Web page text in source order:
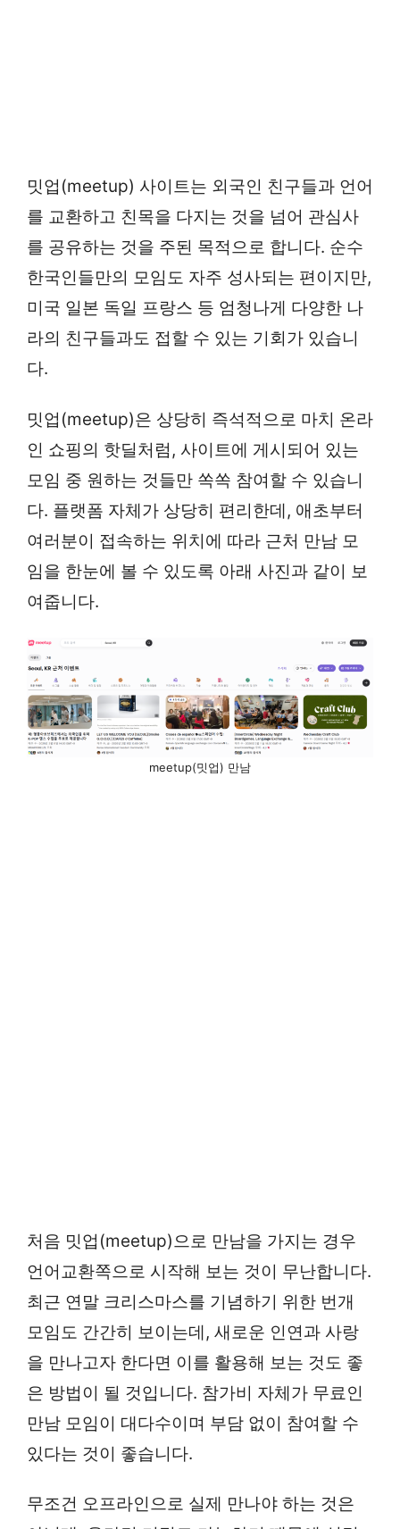
밋업(meetup) 사이트는 외국인 친구들과 언어
를 교환하고 친목을 다지는 것을 넘어 관심사
를 공유하는 것을 주된 목적으로 합니다. 순수
한국인들만의 모임도 자주 성사되는 편이지만,
미국 일본 독일 프랑스 등 엄청나게 다양한 나
라의 친구들과도 접할 수 있는 기회가 있습니
다.
밋업(meetup)은 상당히 즉석적으로 마치 온라
인 쇼핑의 핫딜처럼, 사이트에 게시되어 있는
모임 중 원하는 것들만 쏙쏙 참여할 수 있습니
다. 플랫폼 자체가 상당히 편리한데, 애초부터
여러분이 접속하는 위치에 따라 근처 만남 모
임을 한눈에 볼 수 있도록 아래 사진과 같이 보
여줍니다.
meetup(밋업) 만남
처음 밋업(meetup)으로 만남을 가지는 경우
언어교환쪽으로 시작해 보는 것이 무난합니다.
최근 연말 크리스마스를 기념하기 위한 번개
모임도 간간히 보이는데, 새로운 인연과 사랑
을 만나고자 한다면 이를 활용해 보는 것도 좋
은 방법이 될 것입니다. 참가비 자체가 무료인
만남 모임이 대다수이며 부담 없이 참여할 수
있다는 것이 좋습니다.
무조건 오프라인으로 실제 만나야 하는 것은